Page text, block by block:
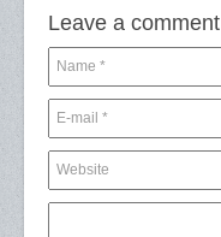
Leave a comment